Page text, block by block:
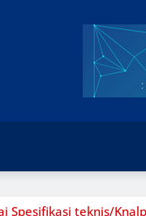
Spesifikasi teknis/